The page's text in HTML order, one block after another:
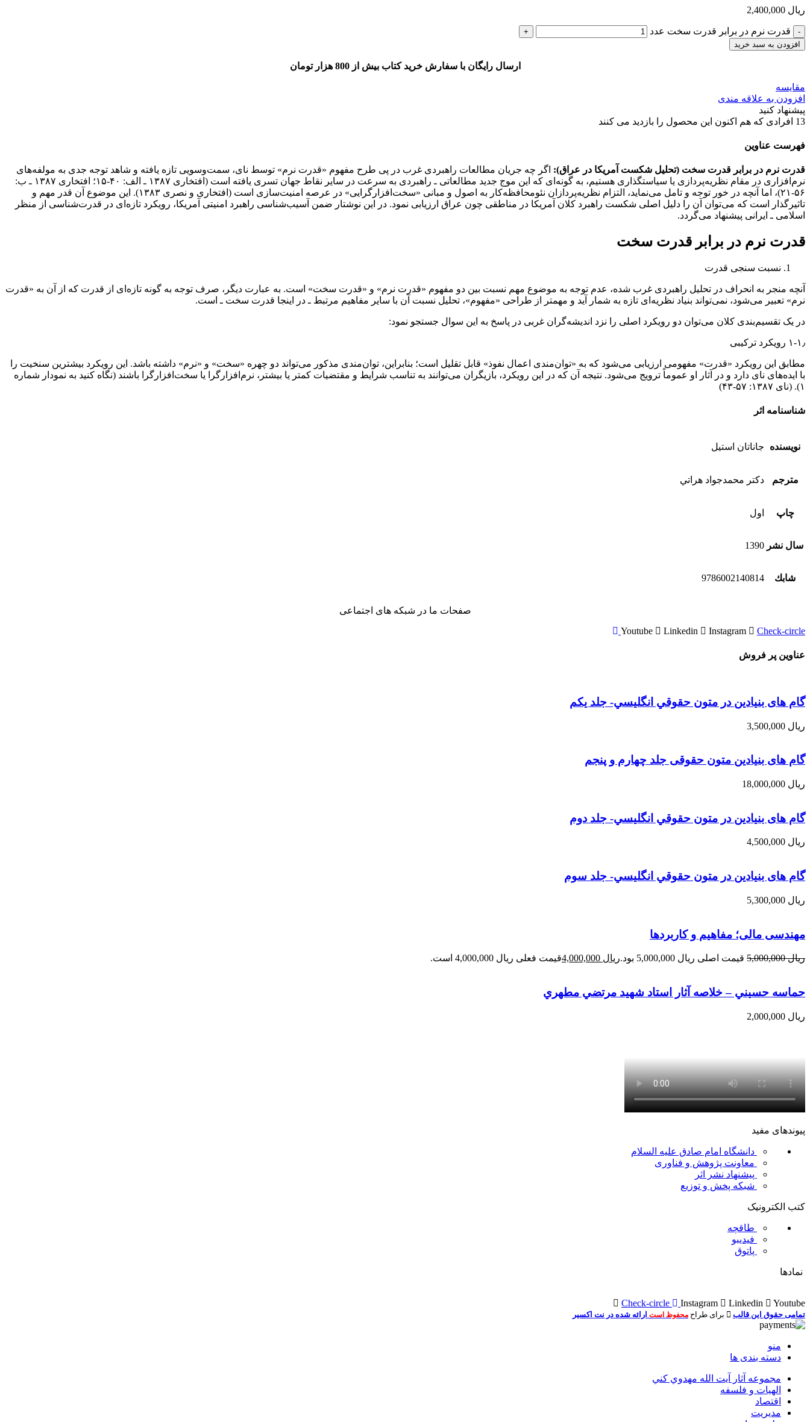
ریال
قدرت نرم در برابر قدرت سخت عدد
افزودن به سبد خرید
ارسال رایگان با سفارش خرید کتاب بیش از 800 هزار تومان
مقایسه
افزودن به علاقه مندی
پیشنهاد کنید
13 افرادی که هم اکنون این محصول را بازدید می کنند
فهرست عناوین
قدرت نرم در برابر قدرت سخت (تحلیل شکست آمریکا در عراق): اگر چه جریان مطالعات راهبردی غرب در پی طرح مفهوم «قدرت نرم» توسط نای، سمت‌و‌سویی تازه یافته و شاهد توجه جدی به مولفه‌های
نرم‌افزاری در مقام نظریه‌پردازی یا سیاستگذاری هستیم، به گونه‌ای که این موج جدید مطالعاتی ـ راهبردی به سرعت در سایر نقاط جهان تسری یافته است (افتخاری ۱۳۸۷ ـ الف: ۴۰-۱۵؛ افتخاری ۱۳۸۷ ـ ب:
۵۶-۲۱)، اما آنچه در خور توجه و تامل می‌نماید، التزام نظریه‌پردازان نئومحافظه‌کار به اصول و مبانی «سخت‌افزارگرایی» در عرصه امنیت‌سازی است (افتخاری و نصری ۱۳۸۳). این موضوع آن قدر مهم و
تاثیرگذار است که می‌توان آن را دلیل اصلی شکست راهبرد کلان آمریکا در مناطقی چون عراق ارزیابی نمود. در این نوشتار ضمن آسیب‌شناسی راهبرد امنیتی آمریکا، رویکرد تازه‌ای در قدرت‌شناسی از منظر
اسلامی ـ ایرانی پیشنهاد می‌گردد.
قدرت نرم در برابر قدرت سخت
نسبت سنجی قدرت
آنچه منجر به انحراف در تحلیل راهبردی غرب شده، عدم توجه به موضوع مهم نسبت بین دو مفهوم «قدرت نرم» و «قدرت سخت» است. به عبارت دیگر، صرف توجه به گونه تازه‌ای از قدرت که از آن به «قدرت
نرم» تعبیر می‌شود، نمی‌تواند بنیاد نظریه‌ای تازه به شمار آید و مهمتر از طراحی «مفهوم»، تحلیل نسبت آن با سایر مفاهیم مرتبط ـ در اینجا قدرت سخت ـ است.
در یک تقسیم‌بندی کلان می‌توان دو رویکرد اصلی را نزد اندیشه‌گران غربی در پاسخ به این سوال جستجو نمود:
۱-۱٫ رویکرد ترکیبی
مطابق این رویکرد «قدرت» مفهومی ارزیابی می‌شود که به «توان‌مندی اعمال نفوذ» قابل تقلیل است؛ بنابراین، توان‌مندی مذکور می‌تواند دو چهره «سخت» و «نرم» داشته باشد. این رویکرد بیشترین سنخیت را
با ایده‌های نای دارد و در آثار او عموماً ترویج می‌شود. نتیجه آن که در این رویکرد، بازیگران می‌توانند به تناسب شرایط و مقتضیات کمتر یا بیشتر، نرم‌افزارگرا یا سخت‌افزار‌گرا باشند (نگاه کنید به نمودار شماره
۱). (نای ۱۳۸۷: ۵۷-۴۳)
شناسنامه اثر
نویسنده جاناتان استيل
مترجم دكتر محمدجواد هراتي
چاپ اول
سال نشر 1390
شابك 9786002140814
صفحات ما در شبکه های اجتماعی
Youtube
Linkedin Instagram Check-circle
عناوین پر فروش
گام های بنیادین در متون حقوقي انگليسي- جلد يكم
ریال
گام های بنیادین متون حقوقی جلد چهارم و پنجم
ریال
گام های بنیادین در متون حقوقي انگليسي- جلد دوم
ریال
گام های بنیادین در متون حقوقي انگليسي- جلد سوم
ریال
مهندسی مالی؛ مفاهیم و کاربردها
ریال5,000,000 قیمت اصلی ریال 5,000,000 بود. ریال قیمت فعلی ریال 4,000,000 است.
حماسه حسيني – خلاصه آثار استاد شهيد مرتضي مطهري
ریال
پیوندهای مفید
دانشگاه امام صادق علیه السلام
معاونت پژوهش و فناوری
پیشنهاد نشر اثر
شبکه پخش و توزیع
کتب الکترونیک
طاقچه
فیدیبو
پاتوق
نمادها
Check-circle Instagram Linkedin Youtube
تمامی حقوق این قالب برای طراح محفوظ است ارائه شده در نت اکسیر
منو
دسته بندی ها
مجموعه آثار آيت الله مهدوي كني
الهیات و فلسفه
اقتصاد
مديريت